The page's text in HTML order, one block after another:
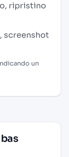
ripristino
screenshot
un